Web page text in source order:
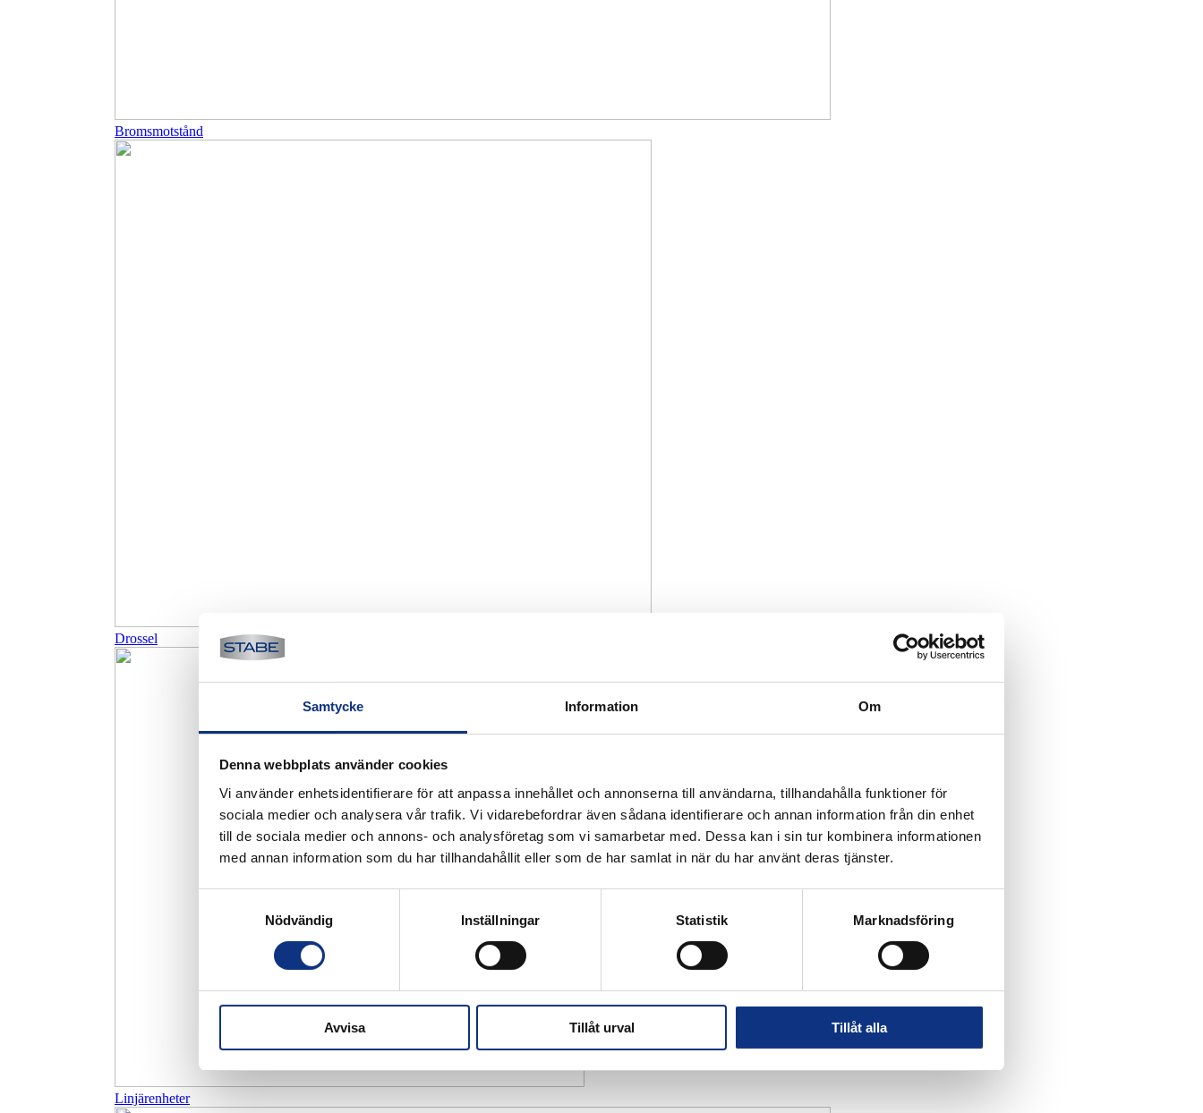
Samtycke Information Om
Denna webbplats använder cookies
Vi använder enhetsidentifierare för att anpassa innehållet och annonserna till användarna, tillhandahålla funktioner för
sociala medier och analysera vår trafik. Vi vidarebefordrar även sådana identifierare och annan information från din enhet
till de sociala medier och annons- och analysföretag som vi samarbetar med. Dessa kan i sin tur kombinera informationen
med annan information som du har tillhandahållit eller som de har samlat in när du har använt deras tjänster.
Nödvändig
Inställningar Statistik Marknadsföring
Avvisa Tillåt urval Tillåt alla
Bromsmotstånd
Drossel
Linjärenheter